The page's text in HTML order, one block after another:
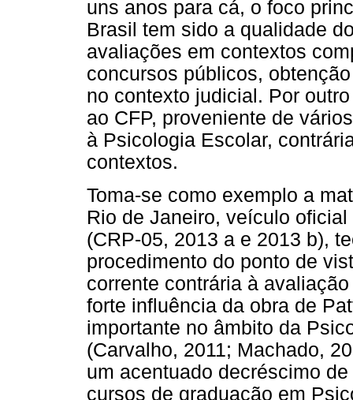
uns anos para cá, o foco
Brasil tem sido a qualidade
avaliações em contextos
concursos públicos,
no contexto judicial. Por
ao CFP, proveniente de
à Psicologia Escolar,
contextos.
Toma-se como exemplo a
Rio de Janeiro, veículo
(CRP-05, 2013 a e 2013 b),
procedimento do ponto de
corrente contrária à
forte influência da obra de
importante no âmbito da
(Carvalho, 2011; Machado,
um acentuado decréscimo
cursos de graduação em